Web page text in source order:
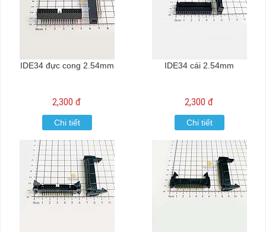
IDE34 đực cong 2.54mm
2,300 đ
Chi tiết
IDE34 cái 2.54mm
2,300 đ
Chi tiết